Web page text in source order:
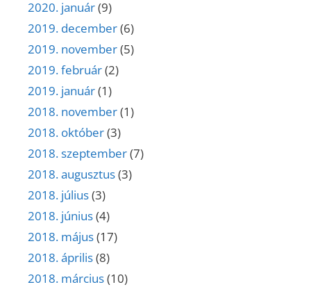
2020. január(9)
2019. december(6)
2019. november(5)
2019. február(2)
2019. január(1)
2018. november(1)
2018. október(3)
2018. szeptember(7)
2018. augusztus(3)
2018. július(3)
2018. június(4)
2018. május(17)
2018. április(8)
2018. március(10)